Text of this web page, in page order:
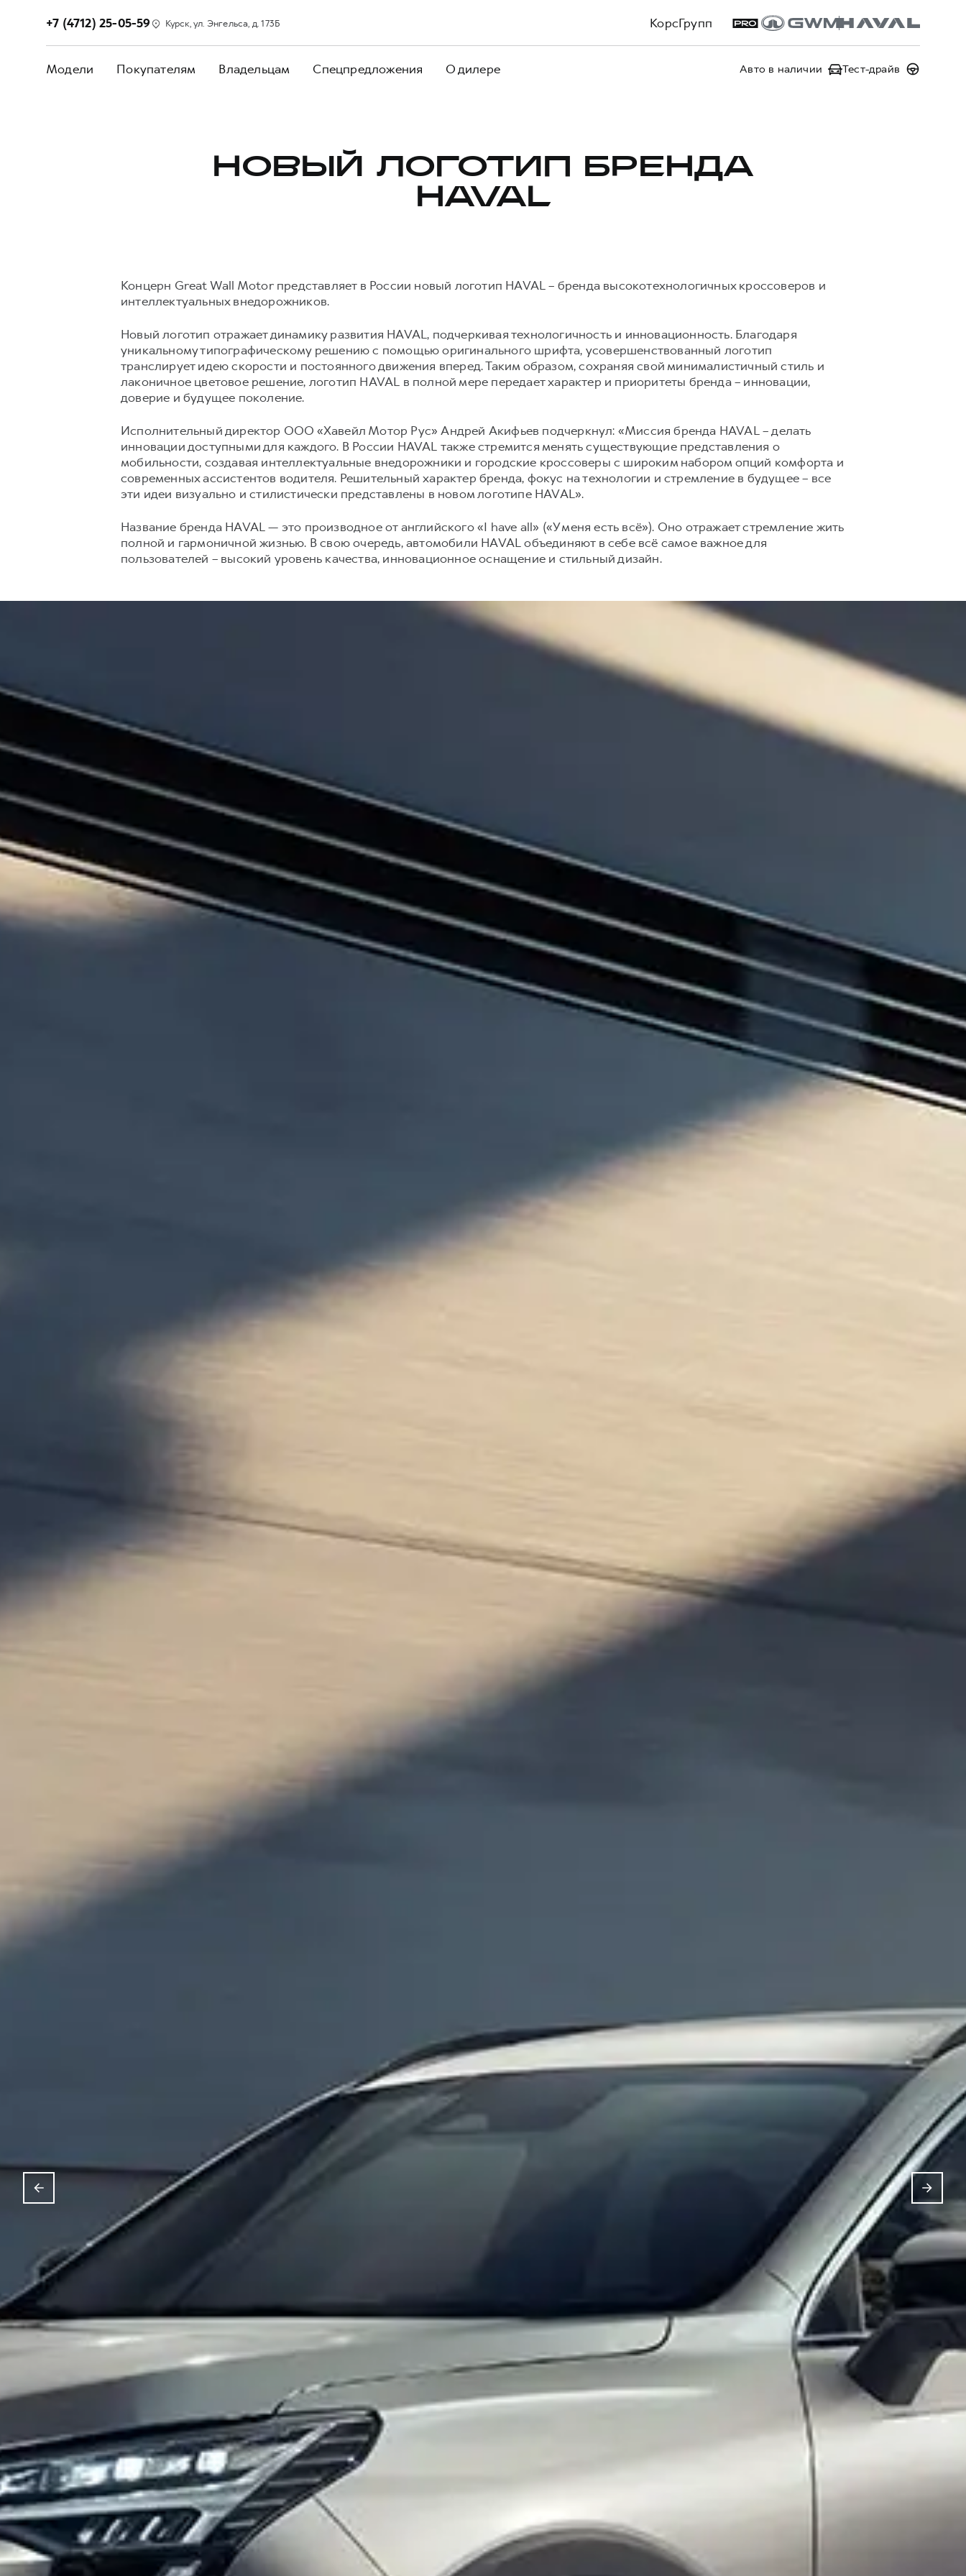
КорсГрупп
+7 (4712) 25-05-59 Курск, ул. Энгельса, д. 173Б
Модели Покупателям Владельцам Спецпредложения О дилере Авто в наличии Тест-драйв
НОВЫЙ ЛОГОТИП БРЕНДА
HAVAL
Концерн Great Wall Motor представляет в России новый логотип HAVAL – бренда высокотехнологичных кроссоверов и
интеллектуальных внедорожников.
Новый логотип отражает динамику развития HAVAL, подчеркивая технологичность и инновационность. Благодаря
уникальному типографическому решению с помощью оригинального шрифта, усовершенствованный логотип
транслирует идею скорости и постоянного движения вперед. Таким образом, сохраняя свой минималистичный стиль и
лаконичное цветовое решение, логотип HAVAL в полной мере передает характер и приоритеты бренда – инновации,
доверие и будущее поколение.
Исполнительный директор ООО «Хавейл Мотор Рус» Андрей Акифьев подчеркнул: «Миссия бренда HAVAL – делать
инновации доступными для каждого. В России HAVAL также стремится менять существующие представления о
мобильности, создавая интеллектуальные внедорожники и городские кроссоверы с широким набором опций комфорта и
современных ассистентов водителя. Решительный характер бренда, фокус на технологии и стремление в будущее – все
эти идеи визуально и стилистически представлены в новом логотипе HAVAL».
Название бренда HAVAL — это производное от английского «I have all» («У меня есть всё»). Оно отражает стремление жить
полной и гармоничной жизнью. В свою очередь, автомобили HAVAL объединяют в себе всё самое важное для
пользователей – высокий уровень качества, инновационное оснащение и стильный дизайн.